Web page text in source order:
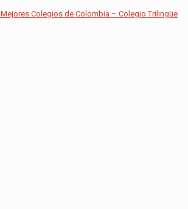
Colegios de Colombia – Colegio Trilingüe